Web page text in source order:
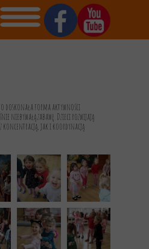
STRONA GŁÓWNA
OGŁOSZENIA
REKRUTACJA
GALERIA
KONTAKT
DOKUMENTY
doskonała forma aktywności
niebywałą zabawę. Dzieci rozwijają
koncentracją, jak i koordynacją